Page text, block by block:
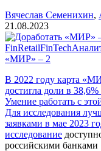
Вячеслав Семенихин,
21.08.2023
FinRetailFinTech
«МИР» – 2
В 2022 году карта
достигла доли в
Умение работать с
Для исследования
заявками в мае 2023
исследование
российскими банками